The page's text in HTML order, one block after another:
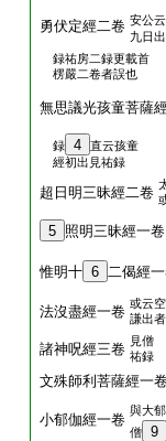
勇伏定經二卷 安公
九日
録祐房二録更載首
楞嚴二卷者誤也
無思議光孩童菩薩
録 4
直云孩童
經初出見祐録
超日明三昧經二卷
5 照明三昧經一卷
惟明十 6 二偈經
法沒盡經一卷 或云
謙出
諸神呪經三卷 見僧
祐録
文殊師利菩薩經一
小郁伽經一卷
與大
僧
9